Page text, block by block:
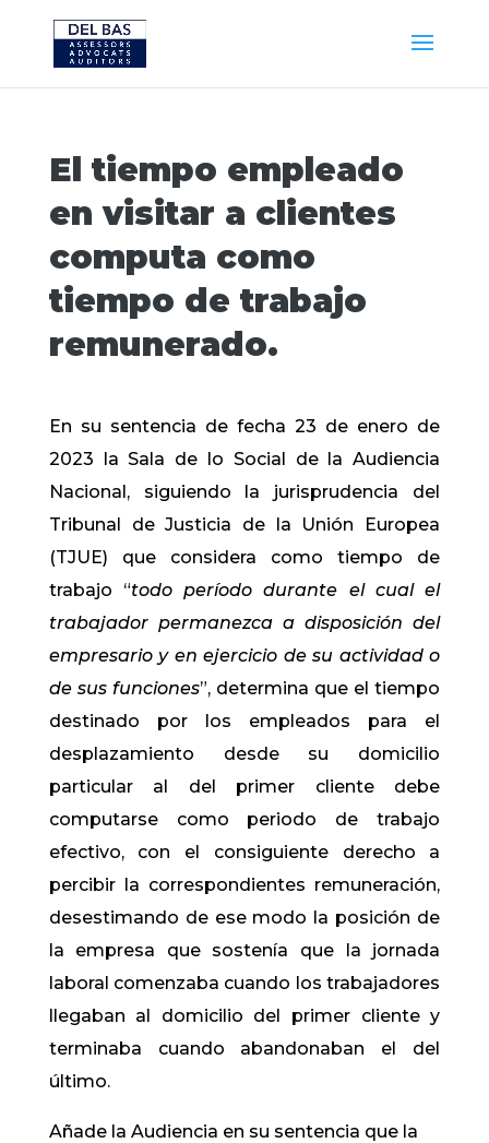
El tiempo empleado
en visitar a clientes
computa como
tiempo de trabajo
remunerado.
En su sentencia de fecha 23 de enero de
2023 la Sala de lo Social de la Audiencia
Nacional, siguiendo la jurisprudencia del
Tribunal de Justicia de la Unión Europea
(TJUE) que considera como tiempo de
trabajo “todo período durante el cual el
trabajador permanezca a disposición del
empresario y en ejercicio de su actividad o
de sus funciones”, determina que el tiempo
destinado por los empleados para el
desplazamiento desde su domicilio
particular al del primer cliente debe
computarse como periodo de trabajo
efectivo, con el consiguiente derecho a
percibir la correspondientes remuneración,
desestimando de ese modo la posición de
la empresa que sostenía que la jornada
laboral comenzaba cuando los trabajadores
llegaban al domicilio del primer cliente y
terminaba cuando abandonaban el del
último.
Añade la Audiencia en su sentencia que la